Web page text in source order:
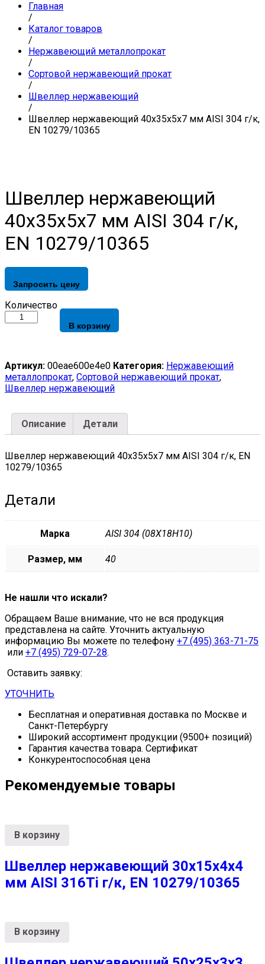
Главная
/
Каталог товаров
/
Нержавеющий металлопрокат
/
Сортовой нержавеющий прокат
/
Швеллер нержавеющий
/
Швеллер нержавеющий 40х35х5х7 мм AISI 304 г/к,
EN 10279/10365
Швеллер нержавеющий
40х35х5х7 мм AISI 304 г/к,
EN 10279/10365
Запросить цену
Швеллер
нержавеющий
304
г/
к,
EN
quantity
Количество
В корзину
Артикул: 00eae600e4e0 Категория: Нержавеющий
металлопрокат, Сортовой нержавеющий прокат,
Швеллер нержавеющий
Описание Детали
Швеллер нержавеющий 40х35х5х7 мм AISI 304 г/к, EN
10279/10365
Детали
Марка AISI 304 (08Х18Н10)
Размер, мм 40
Не нашли что искали?
Обращаем Ваше внимание, что не вся продукция
представлена на сайте. Уточнить актуальную
информацию Вы можете по телефону +7 (495) 363-71-75
или +7 (495) 729-07-28.
Оставить заявку:
УТОЧНИТЬ
Бесплатная и оперативная доставка по Москве и
Санкт-Петербургу
Широкий ассортимент продукции (9500+ позиций)
Гарантия качества товара. Сертификат
Конкурентоспособная цена
Рекомендуемые товары
В корзину
Швеллер нержавеющий 30х15х4х4
мм AISI 316Ti г/к, EN 10279/10365
В корзину